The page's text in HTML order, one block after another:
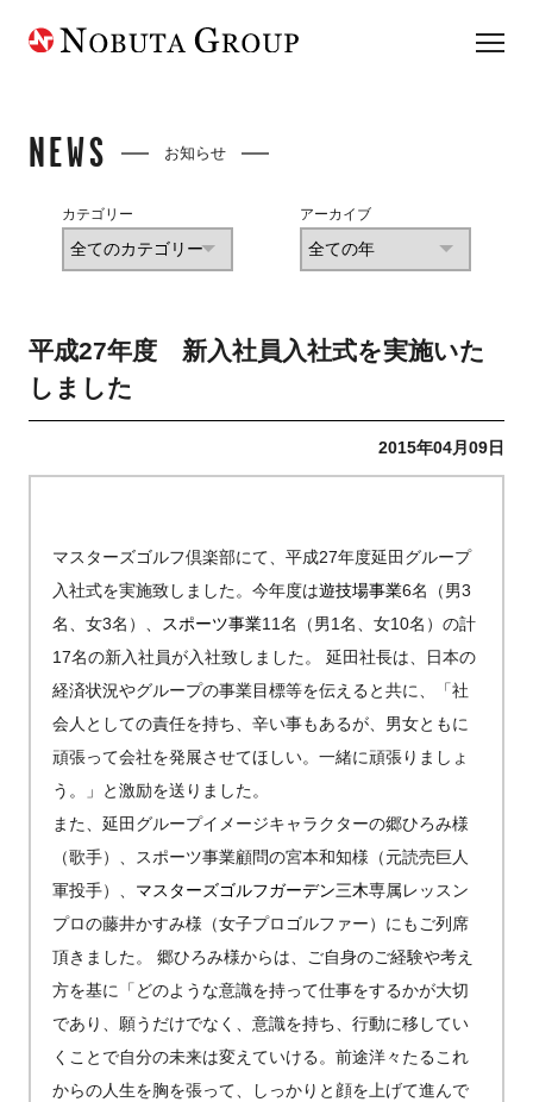
NEWS お知らせ
カテゴリー アーカイブ
平成27年度 新入社員入社式を実施いた
しました
2015年04月09日
マスターズゴルフ倶楽部にて、平成27年度延田グループ
入社式を実施致しました。今年度は遊技場事業6名（男3
名、女3名）、
スポーツ事業11名（男1名、女10名）の計
17名の新入社員が入社致しました。 延田社長は、日本の
経済状況やグループの事業目標等を伝えると共に、「社
会人としての責任を持ち、辛い事もあるが、男女ともに
頑張って会社を発展させてほしい。一緒に頑張りましょ
う。」と激励を送りました。
また、延田グループイメージキャラクターの郷ひろみ様
（歌手）、スポーツ事業顧問の宮本和知様（元読売巨人
軍投手）、 マスターズゴルフガーデン三木専属レッスン
プロの藤井かすみ様（女子プロゴルファー）にもご列席
頂きました。 郷ひろみ様からは、ご自身のご経験や考え
方を基に「どのような意識を持って仕事をするかが大切
であり、願うだけでなく、意識を持ち、行動に移してい
くことで自分の未来は変えていける。前途洋々たるこれ
からの人生を胸を張って、しっかりと顔を上げて進んで